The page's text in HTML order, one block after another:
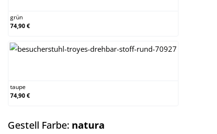
grün
74,90 €
taupe
74,90 €
Gestell Farbe: natura